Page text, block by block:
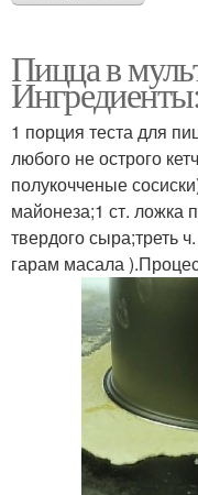
Пицца в
1 порция теста для
любого не острого
полукочченые
майонеза;1 ст. ложка
твердого сыра;треть
гарам масала